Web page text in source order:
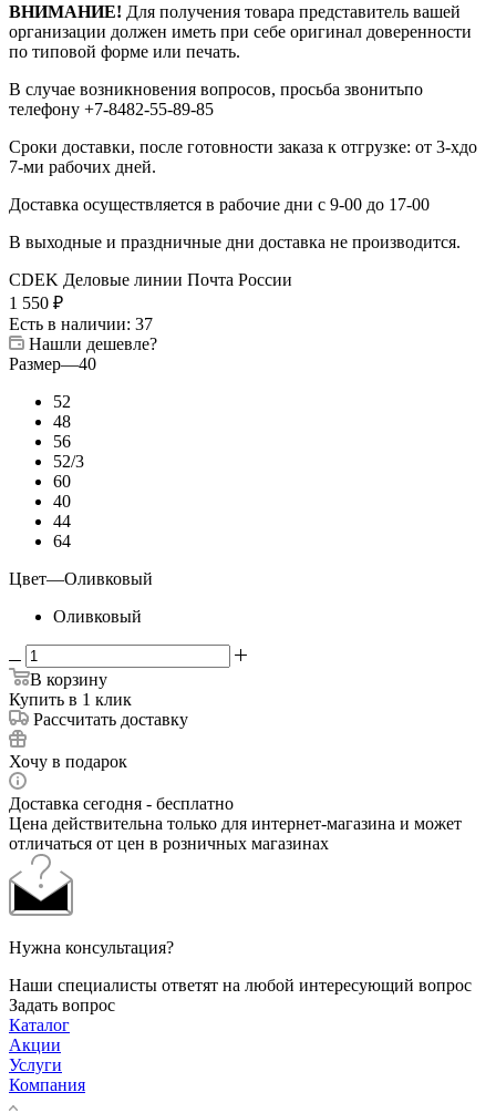
ВНИМАНИЕ! Для получения товара представитель вашей
организации должен иметь при себе оригинал доверенности
по типовой форме или печать.
В случае возникновения вопросов, просьба звонитьпо
телефону +7-8482-55-89-85
Сроки доставки, после готовности заказа к отгрузке: от 3-хдо
7-ми рабочих дней.
Доставка осуществляется в рабочие дни с 9-00 до 17-00
В выходные и праздничные дни доставка не производится.
CDEK Деловые линии Почта России
1 550 ₽
Есть в наличии: 37
Нашли дешевле?
Размер—40
52
48
56
52/3
60
40
44
64
Цвет—Оливковый
Оливковый
В корзину
Купить в 1 клик
Рассчитать доставку
Хочу в подарок
Доставка сегодня - бесплатно
Цена действительна только для интернет-магазина и может
отличаться от цен в розничных магазинах
Нужна консультация?
Наши специалисты ответят на любой интересующий вопрос
Задать вопрос
Каталог
Акции
Услуги
Компания